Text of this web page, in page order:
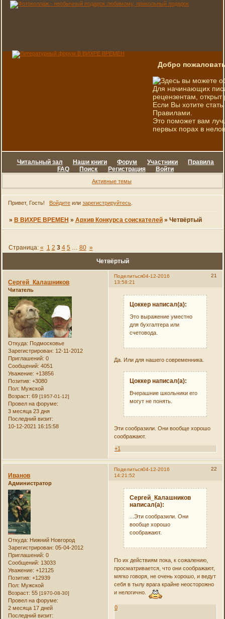
Добро
Здесь вы можете
Для начинающих
рецензентам, открыт
Если Вы хотите
Правилами.
Это поможет вам
первых порах в
Читальный зал Наши книги Форум Участники
Правила
FAQ
Поиск Регистрация Войти
Активные темы
Привет, Гость! Войдитеили зарегистрируйтесь.
» В ВИХРЕ ВРЕМЕН » Архив Конкурса соискателей » Четвёртый
Четвёртый
Страница: « 1 2 3 4 5 … 80 »
Поделиться 21
04-12-2016
13:58:21
Сергей_Калашников
Читатель
Откуда: Подмосковье
Зарегистрирован: 12-11-2012
Приглашений: 0
Сообщений: 4051
Уважение: +13856
Позитив: +3080
Пол: Мужской
Возраст: 69[1957-01-12]
Провел на форуме:
3 месяца 23 дня
Последний визит:
10-12-2021 16:15:58
Цоккер написал(а):
Это выражение уместно
для бухгалтера или
счетовода.
Да. Или для нашего современника.
Цоккер написал(а):
Вчерашние школьники его
могут не понять.
Эти сообразили. Они вообще хорошо
соображают.
+1
Поделиться 22
04-12-2016
14:21:52
Иванов
Администратор
Откуда: Нижний Новгород
Зарегистрирован: 05-04-2012
Приглашений: 0
Сообщений: 13033
Уважение: +12125
Позитив: +12939
Пол: Мужской
Возраст: 55[1970-08-30]
Провел на форуме:
2 месяца 17 дней
Последний визит:
Сергей_Калашников
написал(а):
...Эти сообразили. Они
вообще хорошо
соображают.
По их действиям пока, к сожалению,
просматривается, что они соображают,
мягко говоря, не очень хорошо, и ведут
себя в тылу врага крайне неосторожно
и нелогично.
0